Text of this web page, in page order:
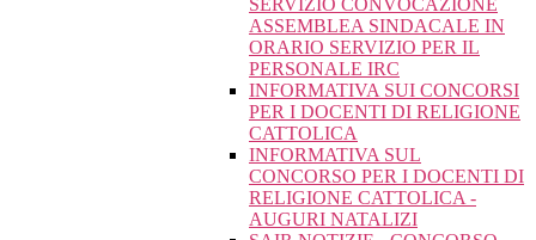
SERVIZIO CONVOCAZIONE
ASSEMBLEA SINDACALE IN
ORARIO SERVIZIO PER IL
PERSONALE IRC
INFORMATIVA SUI CONCORSI
PER I DOCENTI DI RELIGIONE
CATTOLICA
INFORMATIVA SUL
CONCORSO PER I DOCENTI DI
RELIGIONE CATTOLICA -
AUGURI NATALIZI